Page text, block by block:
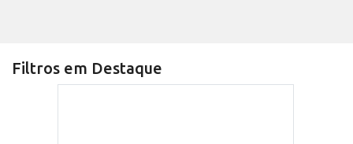
Filtros em Destaque